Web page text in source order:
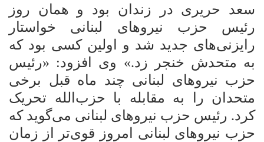
سعد حریری در زندان بود و همان روز
رئیس حزب نیروهای لبنانی خواستار
رایزنی‌های جدید شد و اولین کسی بود که
به متحدش خنجر زد.» وی افزود: «رئیس
حزب نیروهای لبنانی چند ماه قبل برخی
متحدان را به مقابله با حزب‌الله تحریک
کرد. رئیس حزب نیروهای لبنانی می‌گوید که
حزب نیروهای لبنانی امروز قوی‌تر از زمان